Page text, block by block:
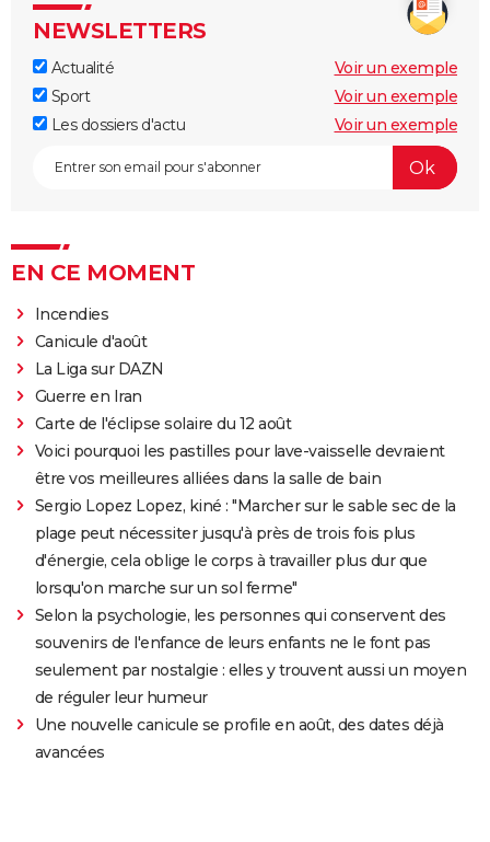
NEWSLETTERS
Actualité
Voir un exemple
Sport
Voir un exemple
Les dossiers d'actu
Voir un exemple
EN CE MOMENT
Incendies
Canicule d'août
La Liga sur DAZN
Guerre en Iran
Carte de l'éclipse solaire du 12 août
Voici pourquoi les pastilles pour lave-vaisselle devraient
être vos meilleures alliées dans la salle de bain
Sergio Lopez Lopez, kiné : "Marcher sur le sable sec de la
plage peut nécessiter jusqu'à près de trois fois plus
d'énergie, cela oblige le corps à travailler plus dur que
lorsqu'on marche sur un sol ferme"
Selon la psychologie, les personnes qui conservent des
souvenirs de l'enfance de leurs enfants ne le font pas
seulement par nostalgie : elles y trouvent aussi un moyen
de réguler leur humeur
Une nouvelle canicule se profile en août, des dates déjà
avancées